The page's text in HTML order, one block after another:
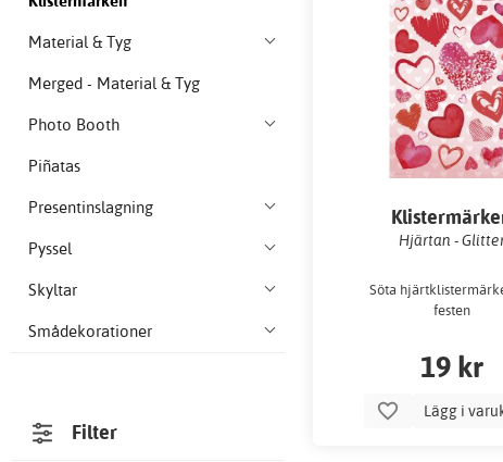
Material & Tyg
Merged - Material & Tyg
Photo Booth
Piñatas
Presentinslagning
Pyssel
Skyltar
Smådekorationer
Filter
Hjärtan -
Söta
festen
19 kr
Lägg i